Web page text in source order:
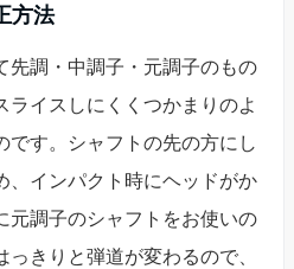
方法
先調・中調子・元調子のもの
ライスしにくくつかまりのよ
です。シャフトの先の方にし
、インパクト時にヘッドがか
元調子のシャフトをお使いの
きりと弾道が変わるので、